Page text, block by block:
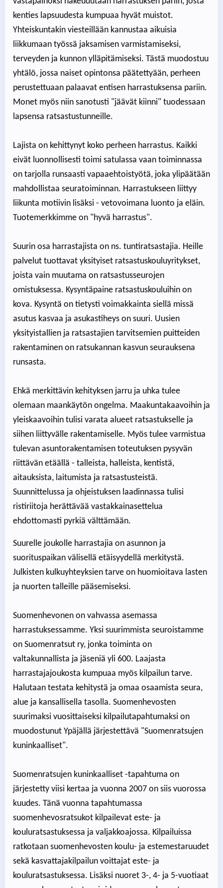
kenties lapsuudesta kumpuaa hyvät muistot.
Yhteiskuntakin viesteillään kannustaa aikuisia
liikkumaan työssä jaksamisen varmistamiseksi,
terveyden ja kunnon ylläpitämiseksi. Tästä muodostuu
yhtälö, jossa naiset opintonsa päätettyään, perheen
perustettuaan palaavat entisen harrastuksensa pariin.
Monet myös niin sanotusti "jäävät kiinni" tuodessaan
lapsensa ratsastustunneille.
Lajista on kehittynyt koko perheen harrastus. Kaikki
eivät luonnollisesti toimi satulassa vaan toiminnassa
on tarjolla runsaasti vapaaehtoistyötä, joka ylipäätään
mahdollistaa seuratoiminnan. Harrastukseen liittyy
liikunta motiivin lisäksi - vetovoimana luonto ja eläin.
Tuotemerkkimme on "hyvä harrastus".
Suurin osa harrastajista on ns. tuntiratsastajia. Heille
palvelut tuottavat yksityiset ratsastuskouluyritykset,
joista vain muutama on ratsastusseurojen
omistuksessa. Kysyntäpaine ratsastuskouluihin on
kova. Kysyntä on tietysti voimakkainta siellä missä
asutus kasvaa ja asukastiheys on suuri. Uusien
yksityistallien ja ratsastajien tarvitsemien puitteiden
rakentaminen on ratsukannan kasvun seurauksena
runsasta.
Ehkä merkittävin kehityksen jarru ja uhka tulee
olemaan maankäytön ongelma. Maakuntakaavoihin ja
yleiskaavoihin tulisi varata alueet ratsastukselle ja
siihen liittyvälle rakentamiselle. Myös tulee varmistua
tulevan asuntorakentamisen toteutuksen pysyvän
riittävän etäällä - talleista, halleista, kentistä,
aitauksista, laitumista ja ratsastusteistä.
Suunnittelussa ja ohjeistuksen laadinnassa tulisi
ristiriitoja herättävää vastakkainasettelua
ehdottomasti pyrkiä välttämään.
Suurelle joukolle harrastajia on asunnon ja
suorituspaikan välisellä etäisyydellä merkitystä.
Julkisten kulkuyhteyksien tarve on huomioitava lasten
ja nuorten talleille pääsemiseksi.
Suomenhevonen on vahvassa asemassa
harrastuksessamme. Yksi suurimmista seuroistamme
on Suomenratsut ry, jonka toiminta on
valtakunnallista ja jäseniä yli 600. Laajasta
harrastajajoukosta kumpuaa myös kilpailun tarve.
Halutaan testata kehitystä ja omaa osaamista seura,
alue ja kansallisella tasolla. Suomenhevosten
suurimaksi vuosittaiseksi kilpailutapahtumaksi on
muodostunut Ypäjällä järjestettävä "Suomenratsujen
kuninkaalliset".
Suomenratsujen kuninkaalliset -tapahtuma on
järjestetty viisi kertaa ja vuonna 2007 on siis vuorossa
kuudes. Tänä vuonna tapahtumassa
suomenhevosratsukot kilpailevat este- ja
kouluratsastuksessa ja valjakkoajossa. Kilpailuissa
ratkotaan suomenhevosten koulu- ja estemestaruudet
sekä kasvattajakilpailun voittajat este- ja
kouluratsastuksessa. Lisäksi nuoret 3-, 4- ja 5-vuotiaat